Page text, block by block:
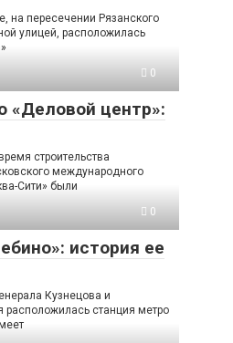
на пересечении Рязанского
улицей, расположилась
0
«Деловой центр»:
строительства
международного
Сити» были
0
история ее
Кузнецова и
расположилась станция метро